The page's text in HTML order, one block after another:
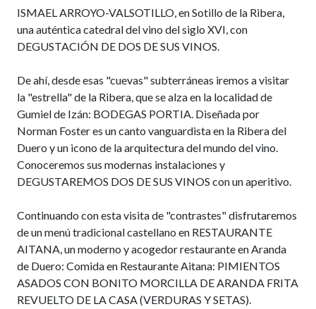
ISMAEL ARROYO-VALSOTILLO, en Sotillo de la Ribera,
una auténtica catedral del vino del siglo XVI, con
DEGUSTACIÓN DE DOS DE SUS VINOS.
De ahí, desde esas "cuevas" subterráneas iremos a visitar
la "estrella" de la Ribera, que se alza en la localidad de
Gumiel de Izán: BODEGAS PORTIA. Diseñada por
Norman Foster es un canto vanguardista en la Ribera del
Duero y un icono de la arquitectura del mundo del vino.
Conoceremos sus modernas instalaciones y
DEGUSTAREMOS DOS DE SUS VINOS con un aperitivo.
Continuando con esta visita de "contrastes" disfrutaremos
de un menú tradicional castellano en RESTAURANTE
AITANA, un moderno y acogedor restaurante en Aranda
de Duero: Comida en Restaurante Aitana: PIMIENTOS
ASADOS CON BONITO MORCILLA DE ARANDA FRITA
REVUELTO DE LA CASA (VERDURAS Y SETAS).